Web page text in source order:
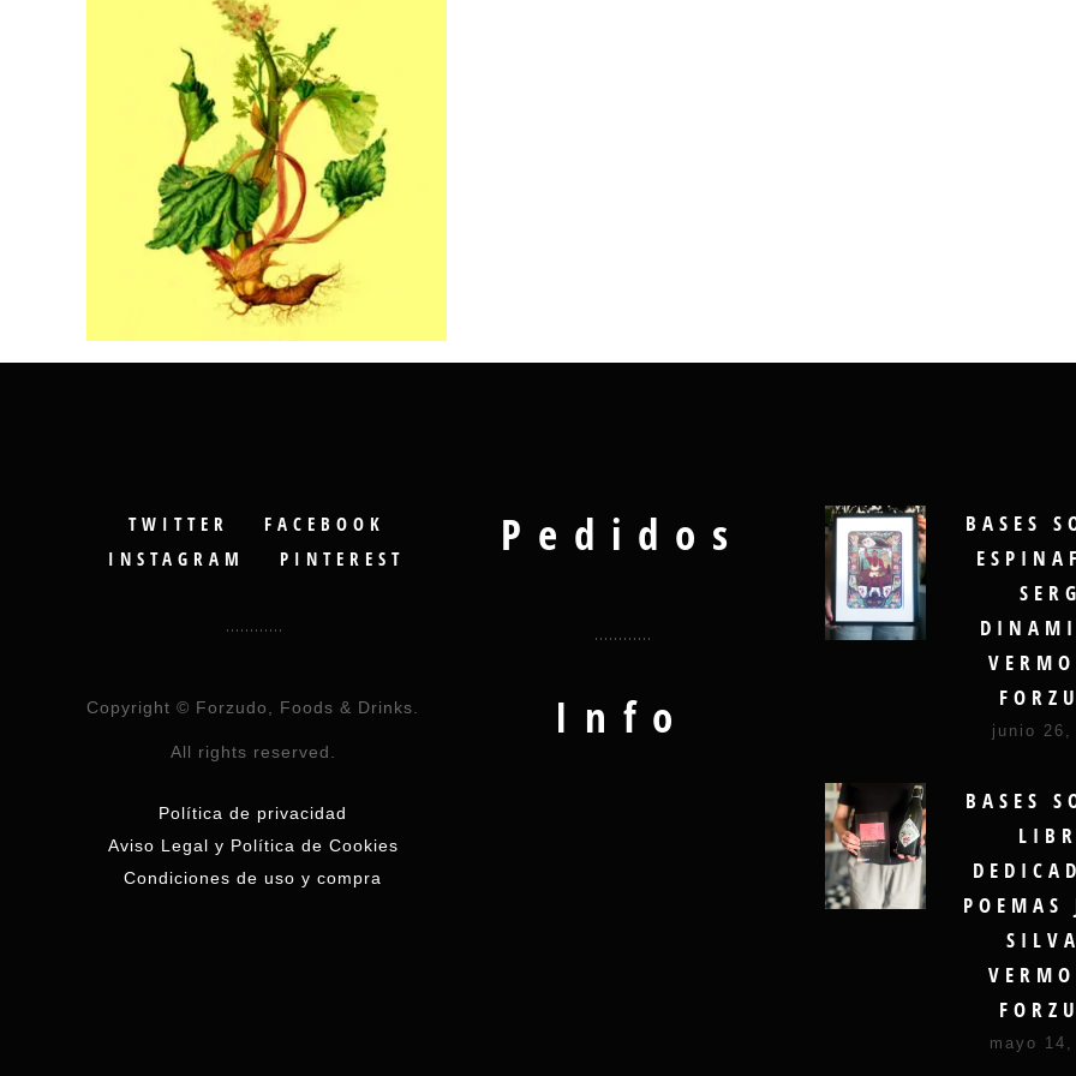
TWITTER
FACEBOOK
INSTAGRAM
PINTEREST
Copyright © Forzudo, Foods & Drinks.
All rights reserved.
Política de privacidad
Aviso Legal y Política de Cookies
Condiciones de uso y compra
Pedidos
Info
BASES
junio 26,
BASES
POEMAS
mayo 14,